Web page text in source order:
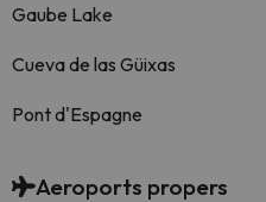
Gaube Lake
Cueva de las Güixas
Pont d'Espagne
Aeroports propers